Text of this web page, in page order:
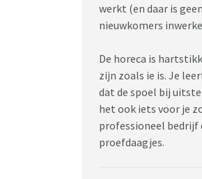
werkt (en daar is
nieuwkomers
De horeca is
zijn zoals ie is. Je
dat de spoel bij
het ook iets voor je
professioneel bedrijf
proefdaagjes.